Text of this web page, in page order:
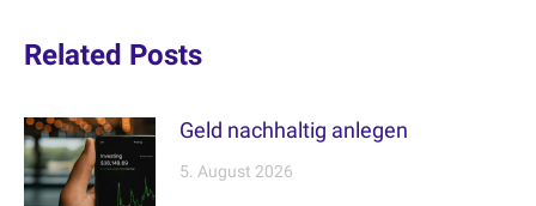
Related Posts
Geld nachhaltig anlegen
5. August 2026